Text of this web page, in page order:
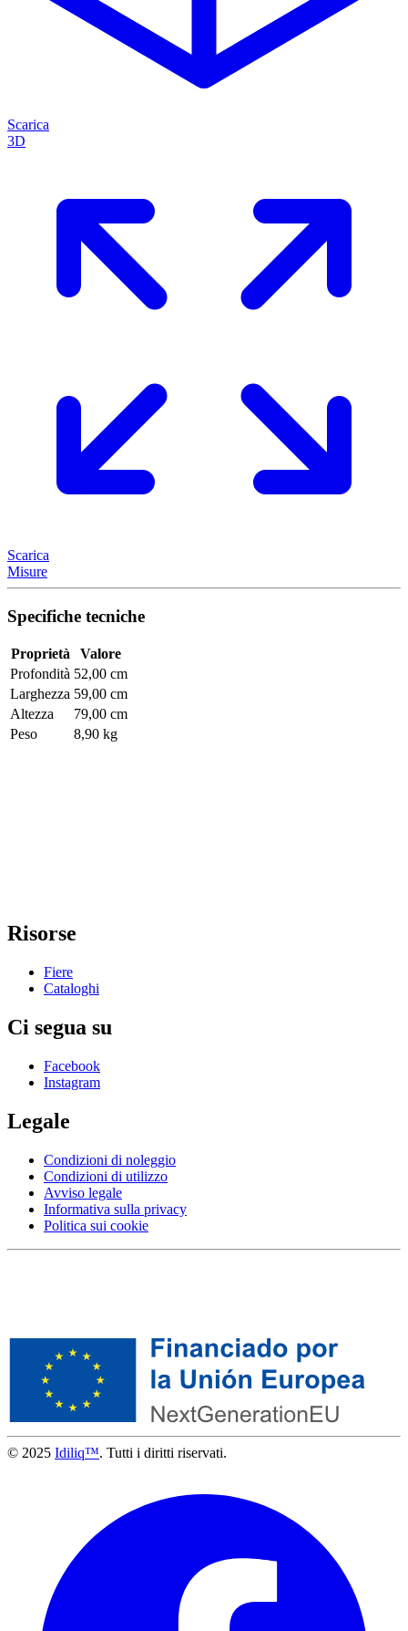
Scarica
3D
Scarica
Misure
Specifiche tecniche
Proprietà
Valore
Profondità 52,00 cm
Larghezza 59,00 cm
Altezza
79,00 cm
Peso
8,90 kg
Risorse
Fiere
Cataloghi
Ci segua su
Facebook
Instagram
Legale
Condizioni di noleggio
Condizioni di utilizzo
Avviso legale
Informativa sulla privacy
Politica sui cookie
© 2025 Idiliq™. Tutti i diritti riservati.